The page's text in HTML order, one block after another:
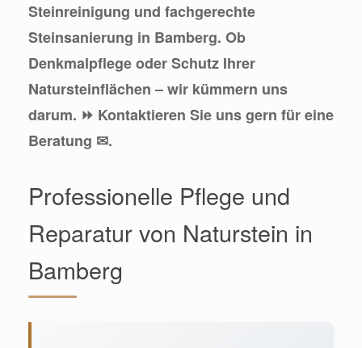
Steinreinigung und fachgerechte
Steinsanierung in Bamberg. Ob
Denkmalpflege oder Schutz Ihrer
Natursteinflächen – wir kümmern uns
darum. ⏩ Kontaktieren Sie uns gern für eine
Beratung ✉.
Professionelle Pflege und
Reparatur von Naturstein in
Bamberg